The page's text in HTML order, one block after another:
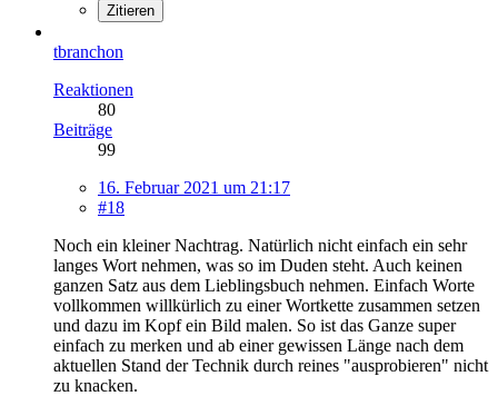
Zitieren
tbranchon
Reaktionen
80
Beiträge
99
16. Februar 2021 um 21:17
#18
Noch ein kleiner Nachtrag. Natürlich nicht einfach ein sehr
langes Wort nehmen, was so im Duden steht. Auch keinen
ganzen Satz aus dem Lieblingsbuch nehmen. Einfach Worte
vollkommen willkürlich zu einer Wortkette zusammen setzen
und dazu im Kopf ein Bild malen. So ist das Ganze super
einfach zu merken und ab einer gewissen Länge nach dem
aktuellen Stand der Technik durch reines "ausprobieren" nicht
zu knacken.